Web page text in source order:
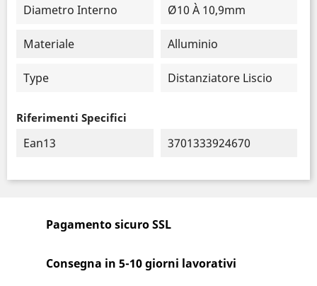
Diametro Interno Ø10 À 10,9mm
Materiale Alluminio
Type Distanziatore Liscio
Riferimenti Specifici
Ean13 3701333924670
Pagamento sicuro SSL
Consegna in 5-10 giorni lavorativi